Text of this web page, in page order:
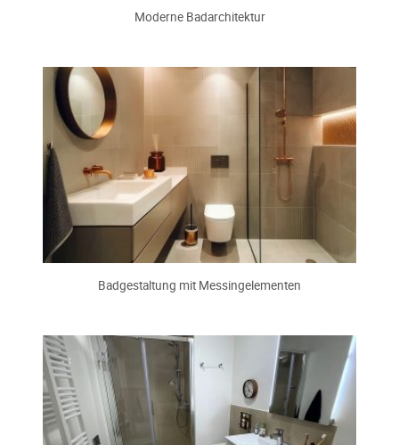
Moderne Badarchitektur
Badgestaltung mit Messingelementen